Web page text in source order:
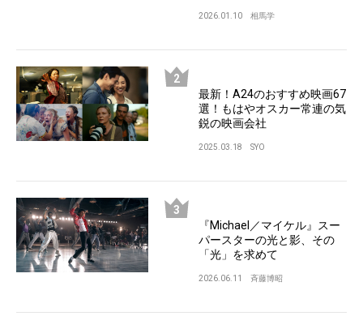
2026.01.10 相馬学
最新！A24のおすすめ映画67
選！もはやオスカー常連の気
鋭の映画会社
2025.03.18 SYO
『Michael／マイケル』スー
パースターの光と影、その
「光」を求めて
2026.06.11 斉藤博昭